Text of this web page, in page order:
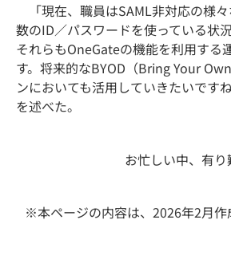
「現在、職員はSAML非対応の様
数のID／パスワードを使っている状
それらもOneGateの機能を利用する
す。将来的なBYOD（Bring Your
ンにおいても活用していきたいです
を述べた。
お忙しい中、有り
※本ページの内容は、2026年2月作